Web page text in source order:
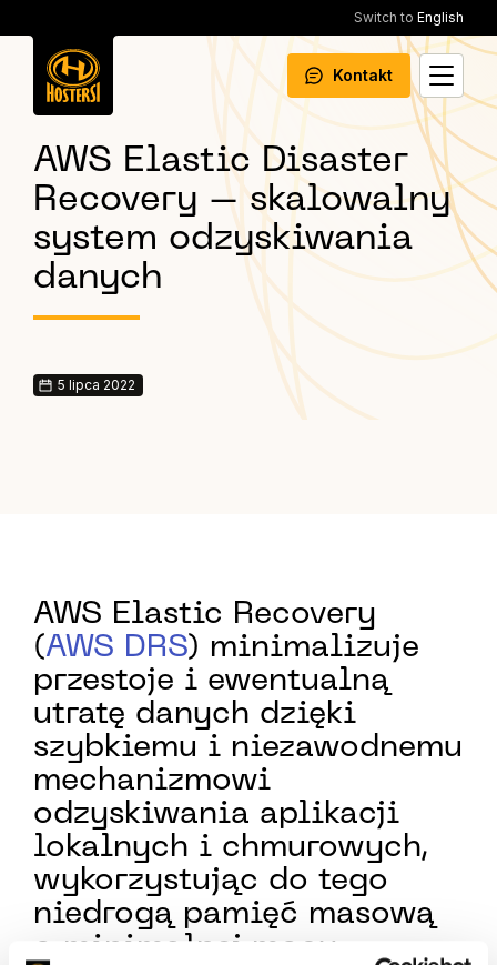
Switch to English
Kontakt
AWS Elastic Disaster
Recovery – skalowalny
system odzyskiwania
danych
5 lipca 2022
AWS Elastic Recovery
(AWS DRS) minimalizuje
przestoje i ewentualną
utratę danych dzięki
szybkiemu i niezawodnemu
mechanizmowi
odzyskiwania aplikacji
lokalnych i chmurowych,
wykorzystując do tego
niedrogą pamięć masową
o minimalnej mocy